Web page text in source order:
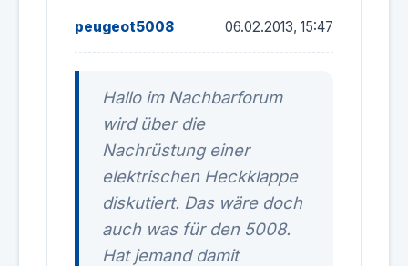
peugeot5008 06.02.2013, 15:47
Hallo im Nachbarforum
wird über die
Nachrüstung einer
elektrischen Heckklappe
diskutiert. Das wäre doch
auch was für den 5008.
Hat jemand damit